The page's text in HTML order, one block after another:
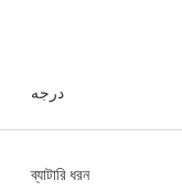
درجه
ব্যাটারি ধরন